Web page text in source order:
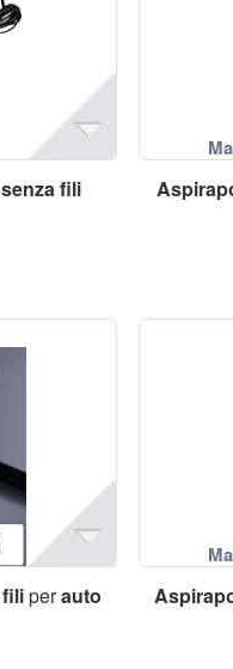
senzafili
filiperauto